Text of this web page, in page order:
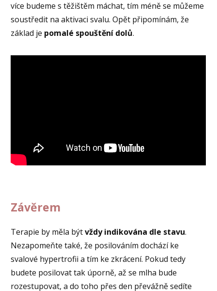
více budeme s těžištěm máchat, tím méně se můžeme
soustředit na aktivaci svalu. Opět připomínám, že
základ je pomalé spouštění dolů.
Závěrem
Terapie by měla býtvždy indikována dle stavu.
Nezapomeňte také, že posilováním dochází ke
svalové hypertrofii a tím ke zkrácení. Pokud tedy
budete posilovat tak úporně, až se mlha bude
rozestupovat, a do toho přes den převážně sedíte